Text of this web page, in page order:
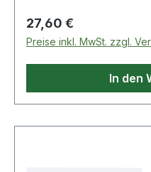
Regulärer Preis:
27,60 €
Preise inkl. MwSt. zzgl.
In den